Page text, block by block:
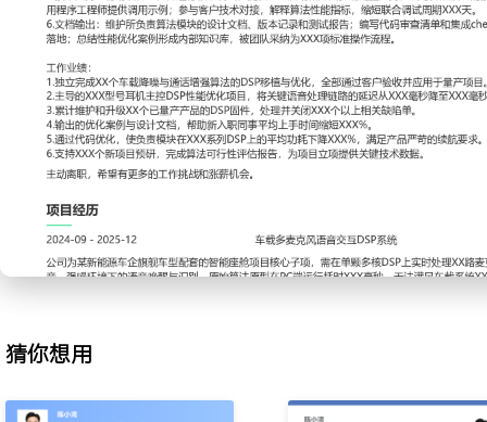
工作概述：
1.算法开发：根据产品定义完成降噪和回声消除等核心算法的C代码
算力与存储限制，调整算法参数和计算流程，确保在资源约束下达
实车和实验室测试验证效果，将算法集成效率提升XXX%。
2.模型实现：负责将Matlab或Python的算法原型转换为可在DSP上
码；设计查表法和汇编优化关键函数，降低算法延迟；配合测试团
3.性能优化：分析系统运行时瓶颈，使用DSP专用指令集和缓存优化
调整内存分配和数据搬运流程，减少总线冲突；通过性能分析工具
的整体功耗降低XXX%，MIPS占用率下降XXX%。
类遗留问题，线上故障率降低XXX%。
法模块的接口文档和使用说明，为应用程序工程师提供调用示例；
猜你想用